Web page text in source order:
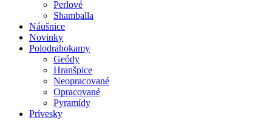
Perlové
Shamballa
Náušnice
Novinky
Polodrahokamy
Geódy
Hranšpice
Neopracované
Opracované
Pyramídy
Prívesky